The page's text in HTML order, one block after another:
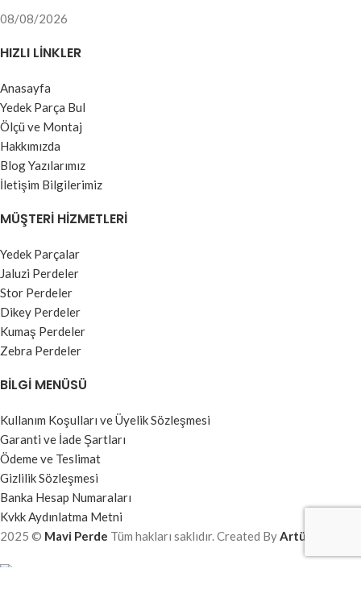
08/08/2026
HIZLI LINKLER
Anasayfa
Yedek Parça Bul
Ölçü ve Montaj
Hakkımızda
Blog Yazılarımız
İletişim Bilgilerimiz
MÜŞTERI HIZMETLERI
Yedek Parçalar
Jaluzi Perdeler
Stor Perdeler
Dikey Perdeler
Kumaş Perdeler
Zebra Perdeler
BILGI MENÜSÜ
Kullanım Koşulları ve Üyelik Sözleşmesi
Garanti ve İade Şartları
Ödeme ve Teslimat
Gizlilik Sözleşmesi
Banka Hesap Numaraları
Kvkk Aydınlatma Metni
2025 © Mavi Perde Tüm hakları saklıdır. Created ByArtürk Yazılım